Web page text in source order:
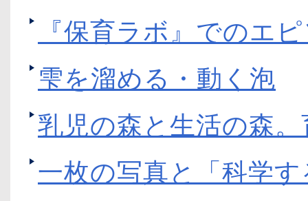
『保育ラボ』でのエ
雫を溜める・動く泡
乳児の森と生活の森
一枚の写真と「科学